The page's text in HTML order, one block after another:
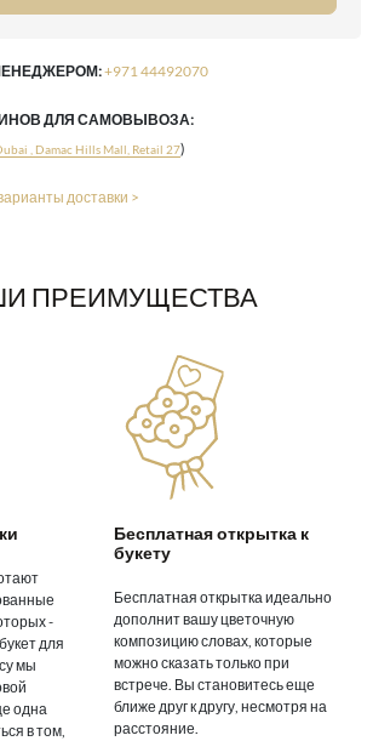
+971 44492070
ДЛЯ САМОВЫВОЗА:
, Damac Hills Mall, Retail 27)
доставки >
ПРЕИМУЩЕСТВА
-
для
мы
одна
в том,
Бесплатная открытка к
букету
Бесплатная открытка идеально
дополнит вашу цветочную
композицию словах, которые
можно сказать только при
встрече. Вы становитесь еще
ближе друг к другу, несмотря на
расстояние.